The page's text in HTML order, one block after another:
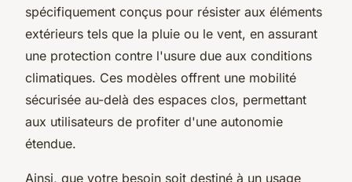
spécifiquement conçus pour résister aux éléments
extérieurs tels que la pluie ou le vent, en assurant
une protection contre l'usure due aux conditions
climatiques. Ces modèles offrent une mobilité
sécurisée au-delà des espaces clos, permettant
aux utilisateurs de profiter d'une autonomie
étendue.
Ainsi, que votre besoin soit destiné à un usage